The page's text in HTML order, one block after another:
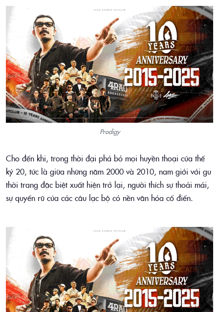
Prodigy
Cho đến khi, trong thời đại phá bỏ mọi huyền thoại của thế
kỷ 20, tức là giữa những năm 2000 và 2010, nam giới với gu
thời trang đặc biệt xuất hiện trở lại, người thích sự thoải mái,
sự quyến rũ của các câu lạc bộ có nền văn hóa cổ điển.